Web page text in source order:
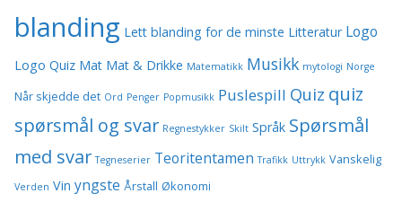
blanding Lett blanding for de minste Litteratur Logo
Logo Quiz Mat Mat & Drikke Matematikk Musikk mytologi Norge
Når skjedde det Ord Penger Popmusikk Puslespill Quiz quiz
spørsmål og svar Regnestykker Skilt Språk Spørsmål
med svar Tegneserier Teoritentamen Trafikk Uttrykk Vanskelig
Verden Vin yngste Årstall Økonomi